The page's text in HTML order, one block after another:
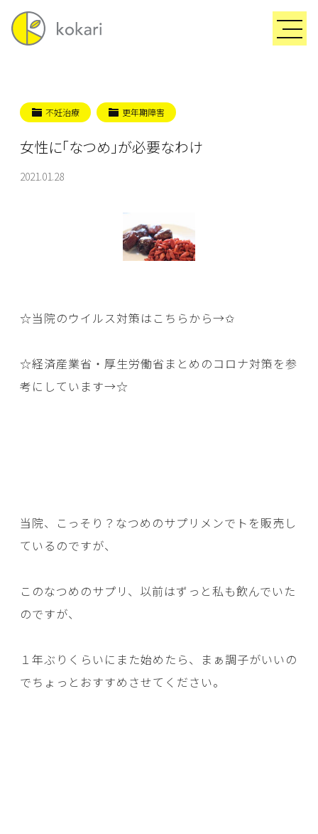
不妊治療 更年期障害
女性に「なつめ」が必要なわけ
2021.01.28
☆当院のウイルス対策はこちらから→✩
☆経済産業省・厚生労働省まとめのコロナ対策を参
考にしています→☆
当院、こっそり？なつめのサプリメンでトを販売し
ているのですが、
このなつめのサプリ、以前はずっと私も飲んでいた
のですが、
１年ぶりくらいにまた始めたら、まぁ調子がいいの
でちょっとおすすめさせてください。